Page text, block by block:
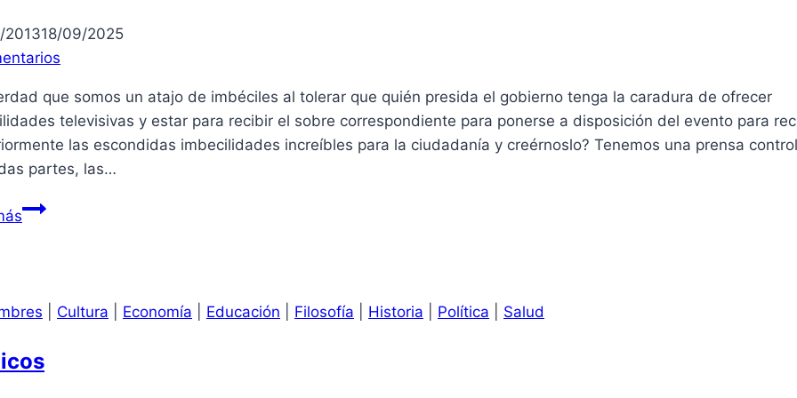
18/09/2025
que somos un atajo de imbéciles al tolerar que quién presida el gobierno tenga la caradura de ofrecer
televisivas y estar para recibir el sobre correspondiente para ponerse a disposición del evento para
las escondidas imbecilidades increíbles para la ciudadanía y creérnoslo? Tenemos una prensa
partes, las…
España
Cultura Economía Educación Filosofía Historia Política Salud